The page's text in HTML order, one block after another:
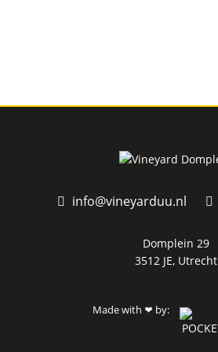
info@vineyarduu.nl
Domplein 29
3512 JE, Utrecht
Made with❤ by: